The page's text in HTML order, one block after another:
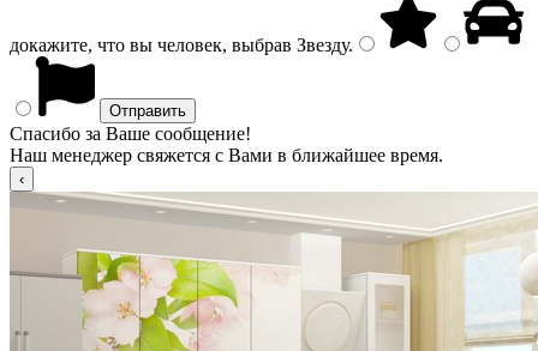
докажите, что вы человек, выбрав Звезду.
Спасибо за Ваше сообщение!
Наш менеджер свяжется с Вами в ближайшее время.